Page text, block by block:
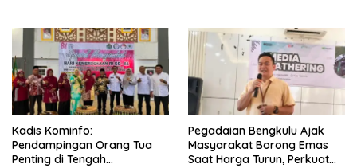
Kadis Kominfo:
Pendampingan Orang Tua
Penting di Tengah
Pegadaian Bengkulu Ajak
Masyarakat Borong Emas
Saat Harga Turun, Perkuat